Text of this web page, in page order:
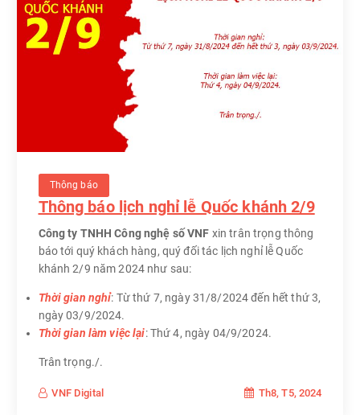
Thông báo
Thông báo lịch nghỉ lễ Quốc khánh 2/9
Công ty TNHH Công nghệ số VNF xin trân trọng thông
báo tới quý khách hàng, quý đối tác lịch nghỉ lễ Quốc
khánh 2/9 năm 2024 như sau:
Thời gian nghỉ: Từ thứ 7, ngày 31/8/2024 đến hết thứ 3,
ngày 03/9/2024.
Thời gian làm việc lại: Thứ 4, ngày 04/9/2024.
Trân trọng./.
VNF Digital Th8, T5, 2024